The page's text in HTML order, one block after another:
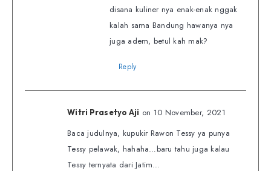
disana kuliner nya enak-enak nggak
kalah sama Bandung hawanya nya
juga adem, betul kah mak?
Reply
Witri Prasetyo Aji on 10 November, 2021
Baca judulnya, kupukir Rawon Tessy ya punya
Tessy pelawak, hahaha…baru tahu juga kalau
Tessy ternyata dari Jatim…